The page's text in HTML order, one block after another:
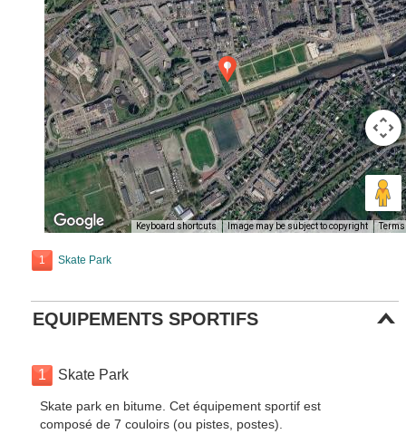
Keyboard shortcuts Image may be subject to copyright Terms
1 Skate Park
EQUIPEMENTS SPORTIFS
1 Skate Park
Skate park en bitume. Cet équipement sportif est
composé de 7 couloirs (ou pistes, postes).